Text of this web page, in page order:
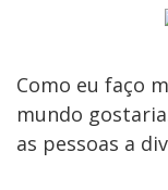
Como eu faço
mundo
as pessoas a